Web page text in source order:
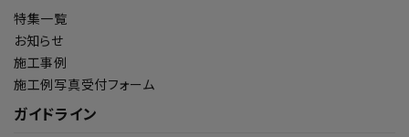
特集一覧
お知らせ
施工事例
施工例写真受付フォーム
ガイドライン